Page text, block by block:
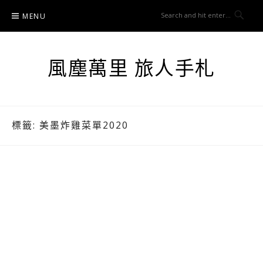
content
MENU
風塵萬里 旅人手札
標籤: 美墨炸雞菜單2020